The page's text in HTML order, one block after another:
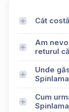
Cât
Am
returul
Unde
Cum